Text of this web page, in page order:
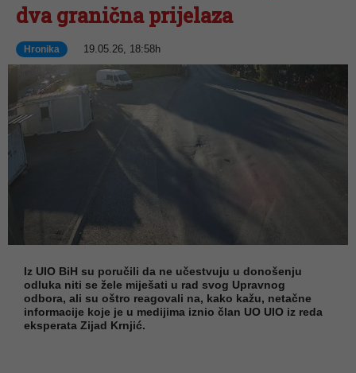
dva granična prijelaza
Hronika 19.05.26, 18:58h
Iz UIO BiH su poručili da ne učestvuju u donošenju
odluka niti se žele miješati u rad svog Upravnog
odbora, ali su oštro reagovali na, kako kažu, netačne
informacije koje je u medijima iznio član UO UIO iz reda
eksperata Zijad Krnjić.